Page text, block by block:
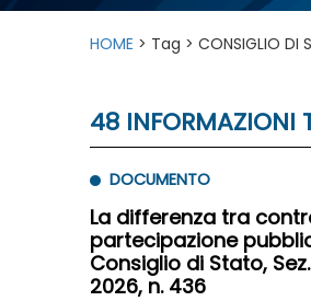
HOME > Tag > CONSIGLIO DI
48 INFORMAZIONI
DOCUMENTO
La differenza tra
partecipazione
Consiglio di Stato,
2026, n. 436